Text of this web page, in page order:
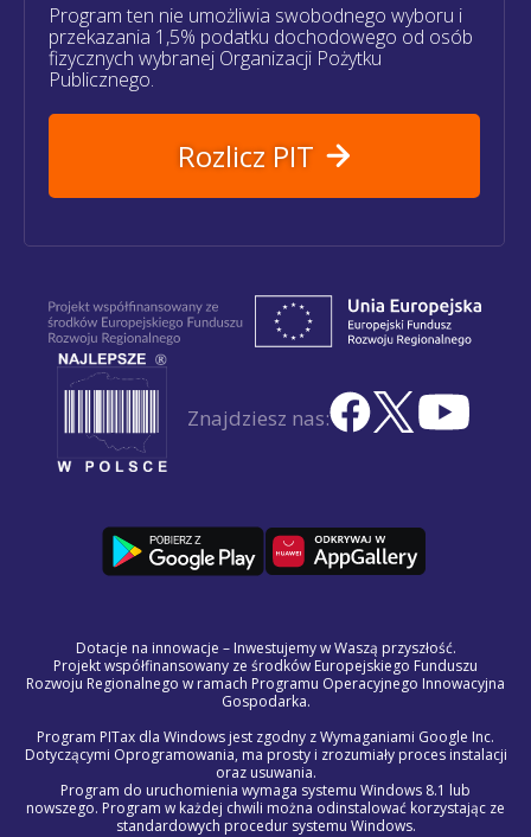
Program ten nie umożliwia swobodnego wyboru i
przekazania 1,5% podatku dochodowego od osób
fizycznych wybranej Organizacji Pożytku
Publicznego.
Rozlicz PIT
Znajdziesz nas:
Dotacje na innowacje – Inwestujemy w Waszą przyszłość.
Projekt współfinansowany ze środków Europejskiego Funduszu
Rozwoju Regionalnego w ramach Programu Operacyjnego Innowacyjna
Gospodarka.
Program PITax dla Windows jest zgodny z Wymaganiami Google Inc.
Dotyczącymi Oprogramowania, ma prosty i zrozumiały proces instalacji
oraz usuwania.
Program do uruchomienia wymaga systemu Windows 8.1 lub
nowszego. Program w każdej chwili można odinstalować korzystając ze
standardowych procedur systemu Windows.